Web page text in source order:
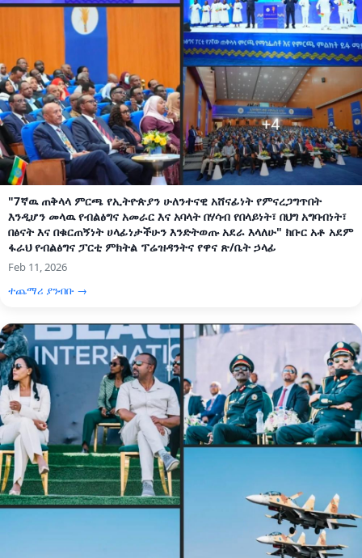
"7ኛዉ ጠቅላላ ምርጫ የኢትዮጵያን ሁለንተናዊ አሸናፊነት የምናረጋግጥበት
እንዲሆን መላዉ የብልፅግና አመራር እና አባላት በሃሳብ የበላይነት፣ በህግ አግባብነት፣
በፅናት እና በቁርጠኝነት ሀላፊነታችሁን እንድትወጡ አደራ እላለሁ" ክቡር አቶ አደም
ፋራህ የብልፅግና ፓርቲ ምክትል ፕሬዝዳንትና የዋና ጽ/ቤት ኃላፊ
Feb 11, 2026
ተጨማሪ ያንብቡ →